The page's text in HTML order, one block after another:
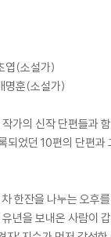
엽(소설가)
명훈(소설가)
가의 신작 단편들과
던 10편의 단편과 그
잔을 나누는 오후
년을 보내온 사람